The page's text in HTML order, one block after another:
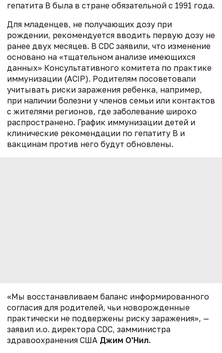
гепатита В была в стране обязательной с 1991 года.
Для младенцев, не получающих дозу при
рождении, рекомендуется вводить первую дозу не
ранее двух месяцев. В CDC заявили, что изменение
основано на «тщательном анализе имеющихся
данных» Консультативного комитета по практике
иммунизации (ACIP). Родителям посоветовали
учитывать риски заражения ребенка, например,
при наличии болезни у членов семьи или контактов
с жителями регионов, где заболевание широко
распространено. График иммунизации детей и
клинические рекомендации по гепатиту B и
вакцинам против него будут обновлены.
«Мы восстанавливаем баланс информированного
согласия для родителей, чьи новорожденные
практически не подвержены риску заражения», —
заявил и.о. директора CDC, замминистра
здравоохранения США Джим О'Нил.